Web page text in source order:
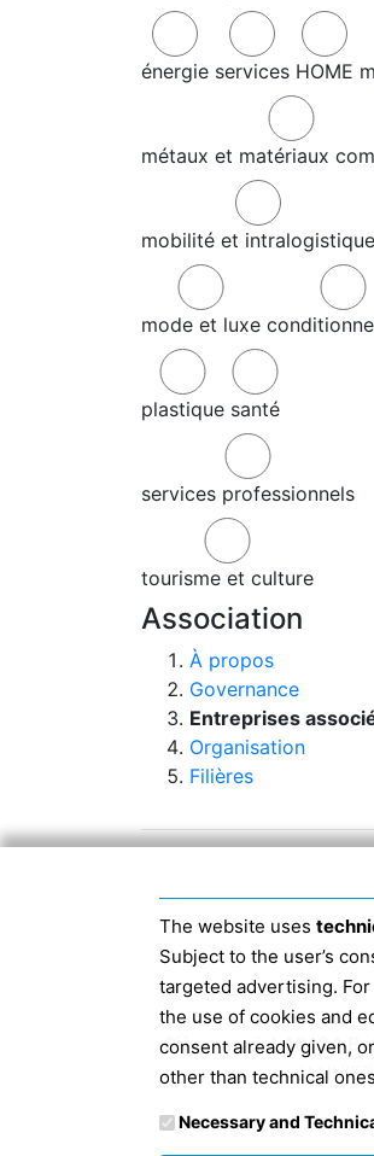
énergie services HOME
métaux et matériaux
mobilité et intralogistique
mode et luxe
plastique santé
services professionnels
tourisme et culture
Association
À propos
Governance
Entreprises
Organisation
Filières
Siège social 40124
The website uses
Subject to the user’s
targeted advertising.
the use of cookies and
consent already given,
other than technical
Necessary and